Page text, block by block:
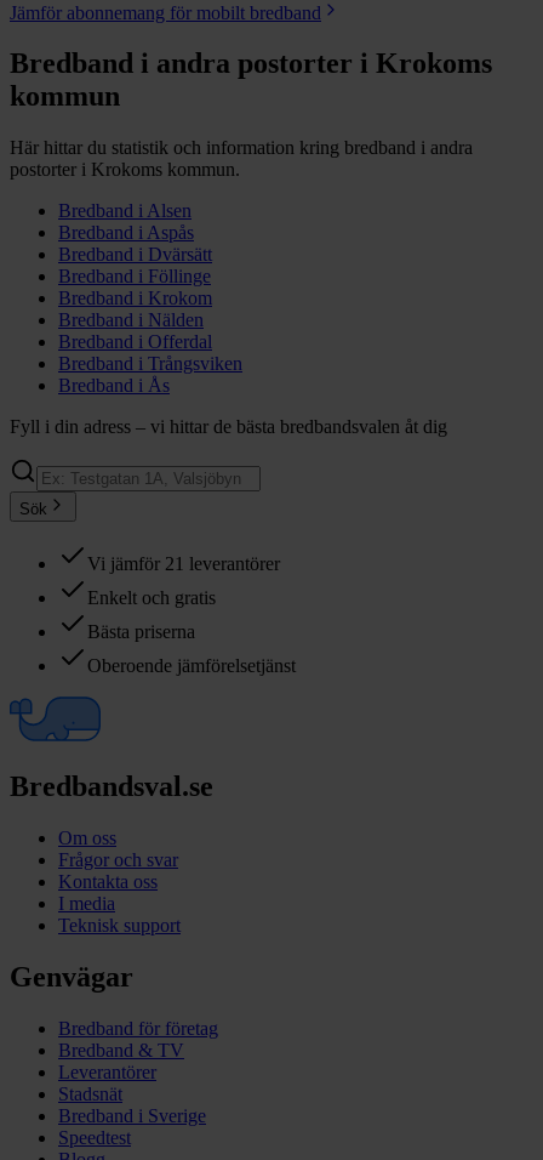
Jämför abonnemang för mobilt bredband
Bredband i andra postorter i Krokoms
kommun
Här hittar du statistik och information kring bredband i andra
postorter i Krokoms kommun.
Bredband i Alsen
Bredband i Aspås
Bredband i Dvärsätt
Bredband i Föllinge
Bredband i Krokom
Bredband i Nälden
Bredband i Offerdal
Bredband i Trångsviken
Bredband i Ås
Fyll i din adress – vi hittar de bästa bredbandsvalen åt dig
Sök
Vi jämför 21 leverantörer
Enkelt och gratis
Bästa priserna
Oberoende jämförelsetjänst
Bredbandsval.se
Om oss
Frågor och svar
Kontakta oss
I media
Teknisk support
Genvägar
Bredband för företag
Bredband & TV
Leverantörer
Stadsnät
Bredband i Sverige
Speedtest